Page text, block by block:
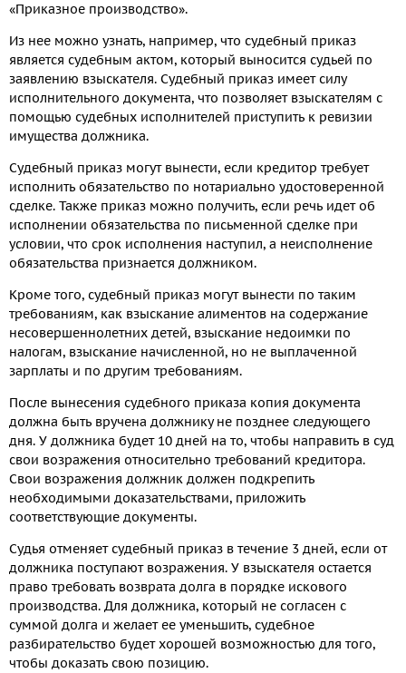
«Приказное производство».
Из нее можно узнать, например, что судебный приказ
является судебным актом, который выносится судьей по
заявлению взыскателя. Судебный приказ имеет силу
исполнительного документа, что позволяет взыскателям с
помощью судебных исполнителей приступить к ревизии
имущества должника.
Судебный приказ могут вынести, если кредитор требует
исполнить обязательство по нотариально удостоверенной
сделке. Также приказ можно получить, если речь идет об
исполнении обязательства по письменной сделке при
условии, что срок исполнения наступил, а неисполнение
обязательства признается должником.
Кроме того, судебный приказ могут вынести по таким
требованиям, как взыскание алиментов на содержание
несовершеннолетних детей, взыскание недоимки по
налогам, взыскание начисленной, но не выплаченной
зарплаты и по другим требованиям.
После вынесения судебного приказа копия документа
должна быть вручена должнику не позднее следующего
дня. У должника будет 10 дней на то, чтобы направить в суд
свои возражения относительно требований кредитора.
Свои возражения должник должен подкрепить
необходимыми доказательствами, приложить
соответствующие документы.
Судья отменяет судебный приказ в течение 3 дней, если от
должника поступают возражения. У взыскателя остается
право требовать возврата долга в порядке искового
производства. Для должника, который не согласен с
суммой долга и желает ее уменьшить, судебное
разбирательство будет хорошей возможностью для того,
чтобы доказать свою позицию.